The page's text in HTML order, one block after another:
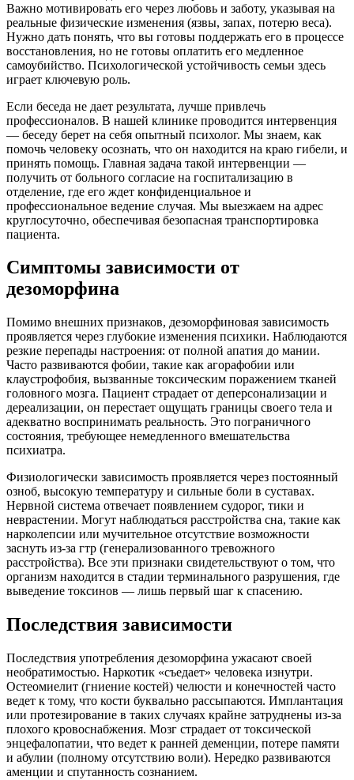
Важно мотивировать его через любовь и заботу, указывая на
реальные физические изменения (язвы, запах, потерю веса).
Нужно дать понять, что вы готовы поддержать его в процессе
восстановления, но не готовы оплатить его медленное
самоубийство. Психологической устойчивость семьи здесь
играет ключевую роль.
Если беседа не дает результата, лучше привлечь
профессионалов. В нашей клинике проводится интервенция
— беседу берет на себя опытный психолог. Мы знаем, как
помочь человеку осознать, что он находится на краю гибели, и
принять помощь. Главная задача такой интервенции —
получить от больного согласие на госпитализацию в
отделение, где его ждет конфиденциальное и
профессиональное ведение случая. Мы выезжаем на адрес
круглосуточно, обеспечивая безопасная транспортировка
пациента.
Симптомы зависимости от
дезоморфина
Помимо внешних признаков, дезоморфиновая зависимость
проявляется через глубокие изменения психики. Наблюдаются
резкие перепады настроения: от полной апатия до мании.
Часто развиваются фобии, такие как агорафобии или
клаустрофобия, вызванные токсическим поражением тканей
головного мозга. Пациент страдает от деперсонализации и
дереализации, он перестает ощущать границы своего тела и
адекватно воспринимать реальность. Это пограничного
состояния, требующее немедленного вмешательства
психиатра.
Физиологически зависимость проявляется через постоянный
озноб, высокую температуру и сильные боли в суставах.
Нервной система отвечает появлением судорог, тики и
неврастении. Могут наблюдаться расстройства сна, такие как
нарколепсии или мучительное отсутствие возможности
заснуть из-за гтр (генерализованного тревожного
расстройства). Все эти признаки свидетельствуют о том, что
организм находится в стадии терминального разрушения, где
выведение токсинов — лишь первый шаг к спасению.
Последствия зависимости
Последствия употребления дезоморфина ужасают своей
необратимостью. Наркотик «съедает» человека изнутри.
Остеомиелит (гниение костей) челюсти и конечностей часто
ведет к тому, что кости буквально рассыпаются. Имплантация
или протезирование в таких случаях крайне затруднены из-за
плохого кровоснабжения. Мозг страдает от токсической
энцефалопатии, что ведет к ранней деменции, потере памяти
и абулии (полному отсутствию воли). Нередко развиваются
аменции и спутанность сознанием.